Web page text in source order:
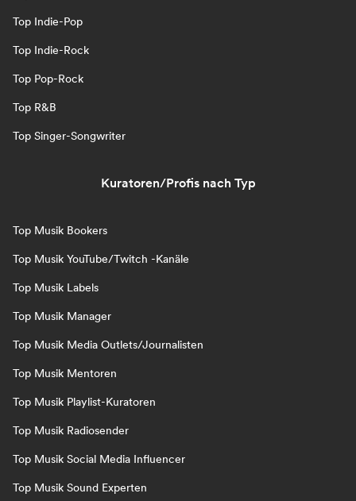
Top Indie-Pop
Top Indie-Rock
Top Pop-Rock
Top R&B
Top Singer-Songwriter
Kuratoren/Profis nach Typ
Top Musik Bookers
Top Musik YouTube/Twitch -Kanäle
Top Musik Labels
Top Musik Manager
Top Musik Media Outlets/Journalisten
Top Musik Mentoren
Top Musik Playlist-Kuratoren
Top Musik Radiosender
Top Musik Social Media Influencer
Top Musik Sound Experten